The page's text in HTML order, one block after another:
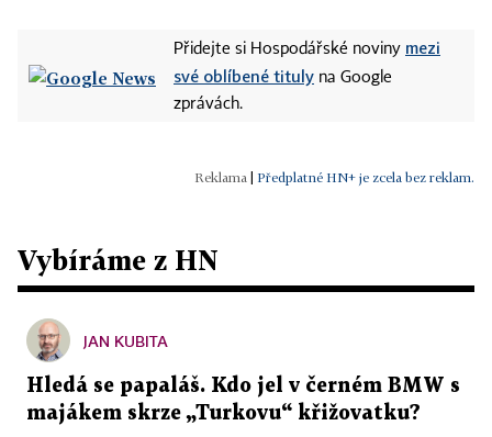
Přidejte si Hospodářské noviny mezi
své oblíbené tituly na Google
zprávách.
Předplatné HN+ je zcela bez reklam.
Vybíráme z HN
JAN KUBITA
Hledá se papaláš. Kdo jel v černém BMW s
majákem skrze „Turkovu“ křižovatku?